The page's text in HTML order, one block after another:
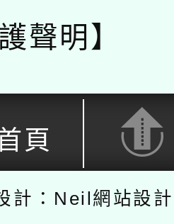
聲明】
頁
計：Neil網站設